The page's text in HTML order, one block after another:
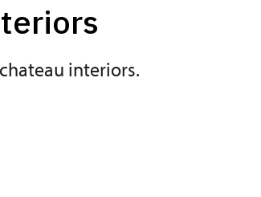
interiors.